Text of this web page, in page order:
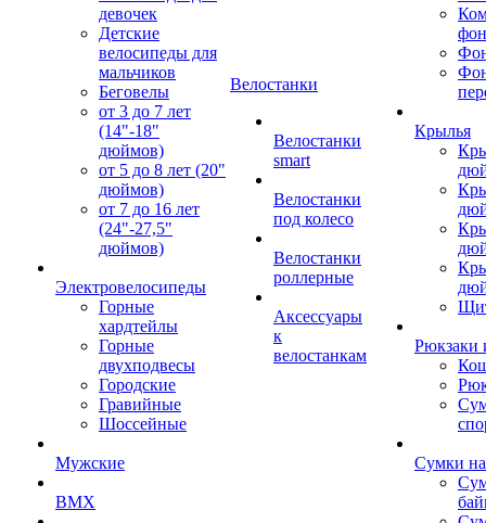
девочек
Детские
велосипеды для
мальчиков
Беговелы
от 3 до 7 лет
(14"-18"
дюймов)
от 5 до 8 лет (20"
дюймов)
от 7 до 16 лет
(24"-27,5"
дюймов)
Электровелосипеды
Горные
хардтейлы
Горные
двухподвесы
Городские
Гравийные
Шоссейные
Мужские
BMX
Велостанки
Велостанки
smart
Велостанки
под колесо
Велостанки
роллерные
Аксессуары
к
велостанкам
Крылья
Рюкзаки
Сумки